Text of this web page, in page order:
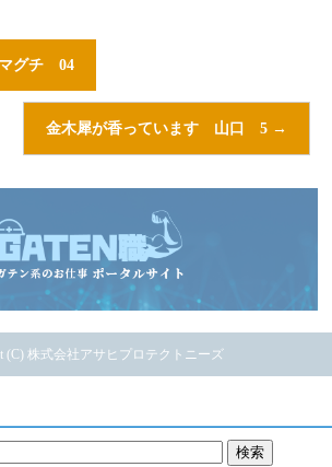
グチ 04
金木犀が香っています 山口 5 →
(C) 株式会社アサヒプロテクトニーズ